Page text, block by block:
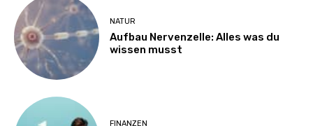
NATUR
Aufbau Nervenzelle: Alles was du
wissen musst
FINANZEN